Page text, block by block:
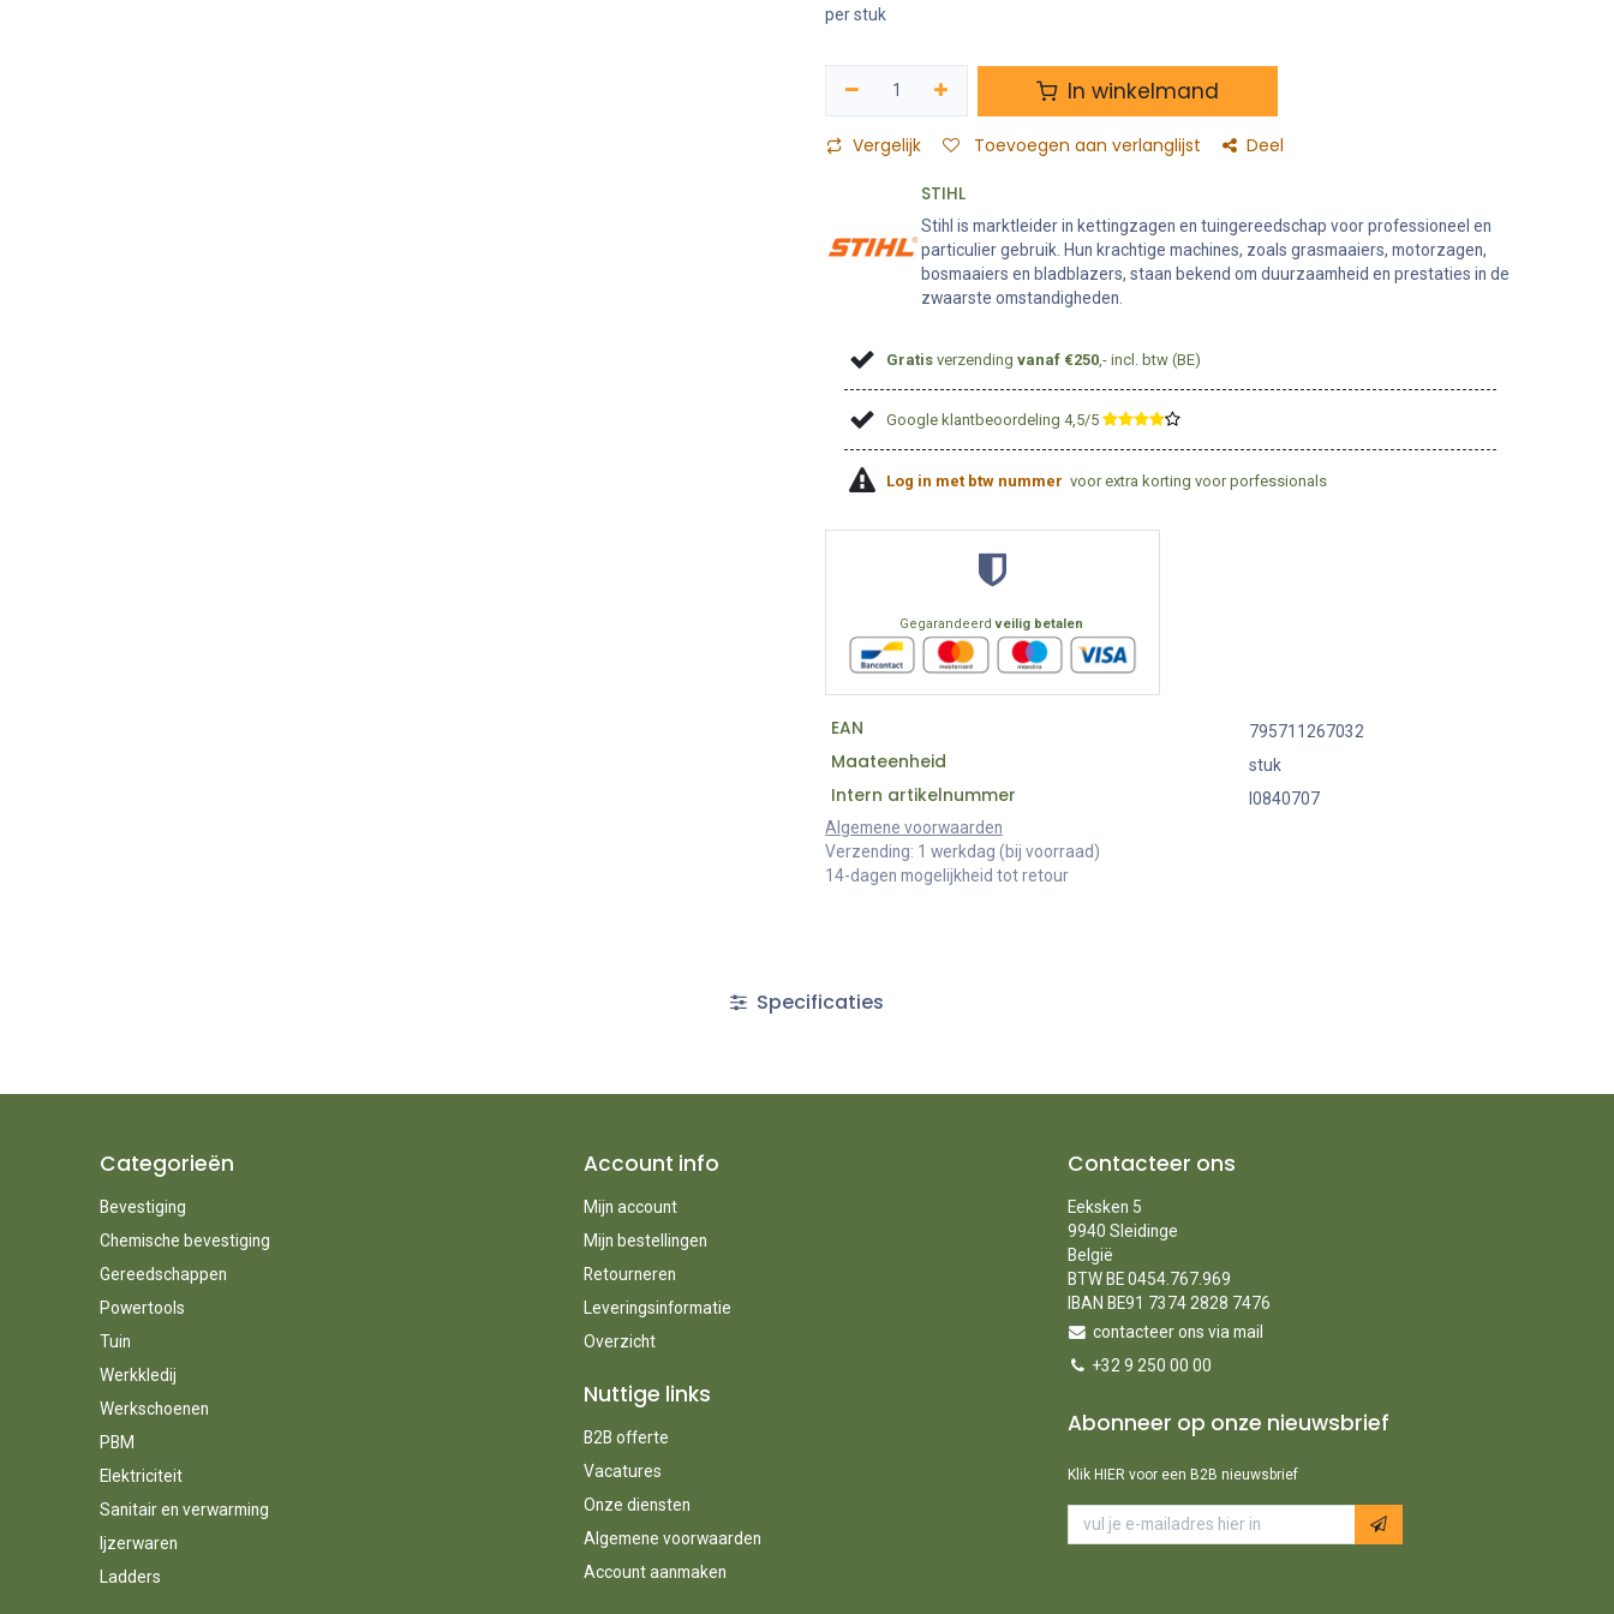
per stuk
In winkelmand
Vergelijk Toevoegen aan verlanglijst Deel
STIHL
Stihl is marktleider in kettingzagen en tuingereedschap voor professioneel en
particulier gebruik. Hun krachtige machines, zoals grasmaaiers, motorzagen,
bosmaaiers en bladblazers, staan bekend om duurzaamheid en prestaties in de
zwaarste omstandigheden.
Gratis verzendingvanaf €250 ,- incl. btw (BE)
Google klantbeoordeling 4,5/5 ​
Log in met btw nummer voor extra korting voor porfessionals
Gegarandeerdveilig betalen
EAN 795711267032
Maateenheid stuk
Intern artikelnummer
I0840707
Algemene voorwaarden
Verzending: 1 werkdag (bij voorraad)
14-dagen mogelijkheid tot retour
Specificaties
Categorieën
Bevestiging
Chemische bevestiging
Gereedschappen
Powertools
Tuin
Werkkledij
Werkschoenen
PBM
Elektriciteit
Sanitair en verwarming
Ijzerwaren
Ladders
Account info
Mijn account
Mijn bestellingen
Retourneren
Leveringsinformatie
Overzicht
Nuttige links
B2B offerte
Vacatures
Onze diensten
Algemene voorwaarden
Account aanmaken
Contacteer ons
Eeksken 5
9940 Sleidinge
België
BTW BE 0454.767.969
IBAN BE91 7374 2828 7476
contacteer ons via mail
+32 9 250 00 00
Abonneer op onze nieuwsbrief
Klik HIER voor een B2B nieuwsbrief